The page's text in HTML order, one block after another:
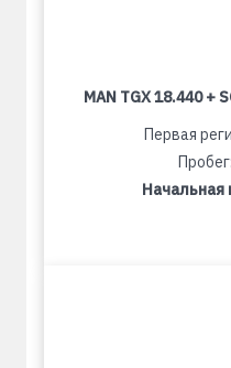
MAN TGX 18.440 +
Первая
Начальная